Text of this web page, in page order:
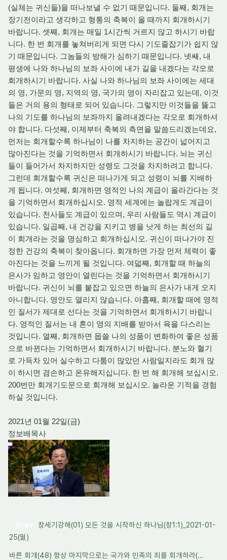
(실체는 귀신들)을 떠나보낼 수 없기 때문입니다. 둘째, 회개는
장기전이라고 생각하고 형통의 축복이 올 때까지 회개하시기
바랍니다. 셋째, 회개는 매일 1시간씩 거르지 않고 하시기 바랍
니다. 한 번 회개를 놓쳐버리게 되면 다시 기도줄잡기가 쉽지 않
기 때문입니다. 그놈들의 방해가 심하기 때문입니다. 넷쌔, 내
평생에 나와 하나님의 보좌 사이에 내가 길을 내겠다는 각오로
회개하시기 바랍니다. 사실 나와 하나님의 보좌 사이에는 세대
의 영, 가문의 영, 지역의 영, 국가의 영이 자리잡고 있는데, 이것
들은 거의 용의 형태로 되어 있습니다. 그렇지만 이것들을 뚫고
나의 기도를 하나님의 보좌까지 올려내겠다는 각오로 회개하셔
야 합니다. 다섯째, 이제부터 축복의 측면을 말씀드리겠는데요,
먼저는 회개할수록 하나님이 나를 차지하는 공간이 넓어지고
많아진다는 것을 기억하면서 회개하시기 바랍니다. 뇌는 귀신
들이 들어가서 차지하지만 성령도 그것을 차지하려고 합니다.
그런데 회개할수록 귀신은 떠나가게 되고 성령이 뇌를 지배하
게 됩니다. 여섯째, 회개하면 영적인 나의 계급이 올라간다는 것
을 기억하면서 회개하십시오. 영적 세계에는 놀랍게도 계급이
있습니다. 천사들도 계급이 있으며, 우리 사람들도 역시 계급이
있습니다. 일곱째, 내 건강을 지키고 병을 낫게 하는 최선의 길
이 회개라는 것을 명심하고 회개하십시오. 귀신이 떠나가야 진
정한 건강의 축복이 찾아옵니다. 회개하면 가장 먼저 체력이 좋
아진다는 것을 느끼게 될 것입니다. 여덟째, 회개할 때 하늘의
은사가 임하고 영안이 열린다는 것을 기억하면서 회개하시기
바랍니다. 귀신이 뇌를 붙잡고 있으면 하늘의 은사가 내게 오지
아니합니다. 영안도 열리지 않습니다. 아홉째, 회개할 때에 영적
인 질서가 제대로 선다는 것을 기억하면서 회개하시기 바랍니
다. 영적인 질서는 내 혼이 영의 지배를 받아서 육을 다스리는
것입니다. 열째, 회개하면 몹쓸 나의 성품이 변화하여 좋은 성품
으로 바뀐다는 기억하면서 회개하시기 바랍니다. 분노와 혈기
로 가득차 있어 실수하고 다툼이 많았던 사람일지라도 회개 많
이 하시면 겸손하고 온유해지십니다. 한 번 해 회개해 보십시오.
200번만 회개기도문으로 회개해 보십시오. 놀라운 기적을 경험
하실 것입니다.
2021년 01월 22일(금)
정보배목사
창세기강해(01) 모든 것을 시작하신 하나님(창1:1)_2021-01-
25(월)
바른 회개(48) 항상 마지막으로는 국가와 민족의 죄를 회개하라(...